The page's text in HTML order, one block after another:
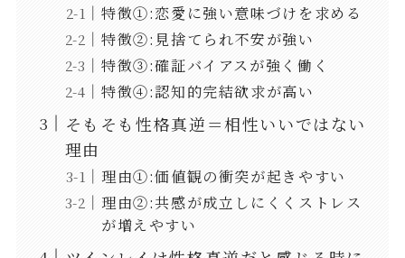
特徴①:恋愛に強い意味づけを求める
特徴②:見捨てられ不安が強い
特徴③:確証バイアスが強く働く
特徴④:認知的完結欲求が高い
そもそも性格真逆＝相性いいではない
理由
理由①:価値観の衝突が起きやすい
理由②:共感が成立しにくくストレス
が増えやすい